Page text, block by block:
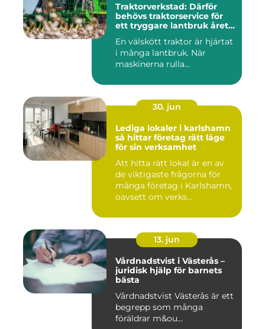
Traktorverkstad: Därför
behövs traktorservice för
ett tryggare lantbruk året
En välskött traktor är hjärtat
i många lantbruk. När
maskinerna rulla...
30. jun
Lediga lokaler i karlshamn
så hittar företag rätt läge
för sin verksamhet
Att hitta rätt lokal är en av
de viktigaste frågorna för
många företag i Karlshamn,
oavsett om verks...
13. jun
Vårdnadstvist i Västerås –
juridisk hjälp för barnets
bästa
Vårdnadstvist Västerås är ett
begrepp som många
föräldrar m&ou...